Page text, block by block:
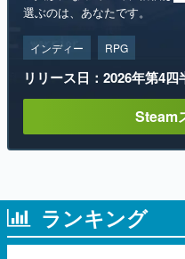
リリース日：2026年第4四
ランキング
1
「パリ
話す
んはソ